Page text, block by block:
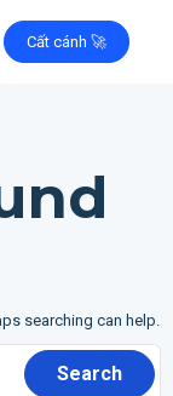
Cất cánh 🚀
searching can help.